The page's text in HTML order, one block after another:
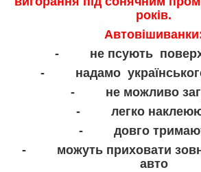
років.
- не псують
- надамо
- не можливо
- легко
- довго
- можуть приховати
авто